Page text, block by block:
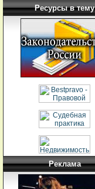
Ресурсы в тему
Реклама